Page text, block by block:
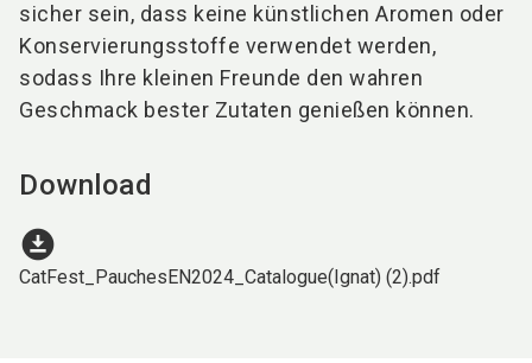
sicher sein, dass keine künstlichen Aromen oder
Konservierungsstoffe verwendet werden,
sodass Ihre kleinen Freunde den wahren
Geschmack bester Zutaten genießen können.
Download
download_for_offline
CatFest_PauchesEN2024_Catalogue(Ignat) (2).pdf